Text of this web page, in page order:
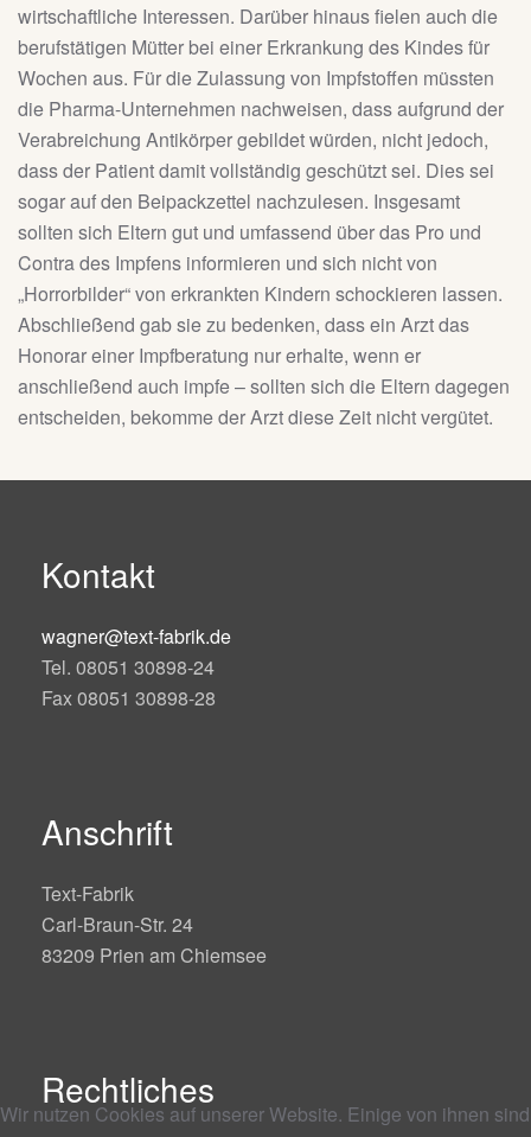
wirtschaftliche Interessen. Darüber hinaus fielen auch die
berufstätigen Mütter bei einer Erkrankung des Kindes für
Wochen aus. Für die Zulassung von Impfstoffen müssten
die Pharma-Unternehmen nachweisen, dass aufgrund der
Verabreichung Antikörper gebildet würden, nicht jedoch,
dass der Patient damit vollständig geschützt sei. Dies sei
sogar auf den Beipackzettel nachzulesen. Insgesamt
sollten sich Eltern gut und umfassend über das Pro und
Contra des Impfens informieren und sich nicht von
„Horrorbilder“ von erkrankten Kindern schockieren lassen.
Abschließend gab sie zu bedenken, dass ein Arzt das
Honorar einer Impfberatung nur erhalte, wenn er
anschließend auch impfe – sollten sich die Eltern dagegen
entscheiden, bekomme der Arzt diese Zeit nicht vergütet.
Kontakt
wagner@text-fabrik.de
Tel. 08051 30898-24
Fax 08051 30898-28
Anschrift
Text-Fabrik
Carl-Braun-Str. 24
83209 Prien am Chiemsee
Rechtliches
Wir nutzen Cookies auf unserer Website. Einige von ihnen sind